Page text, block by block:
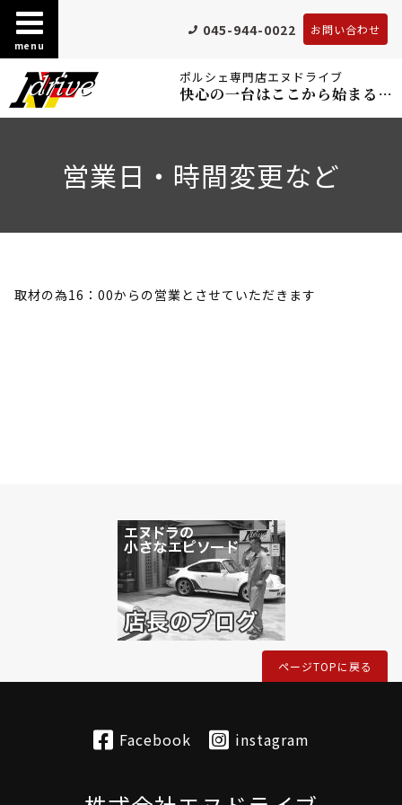
menu
045-944-0022 お問い合わせ
ポルシェ専門店エヌドライブ
快心の一台はここから始まる…
営業日・時間変更など
取材の為16：00からの営業とさせていただきます
ページTOPに戻る
Facebook instagram